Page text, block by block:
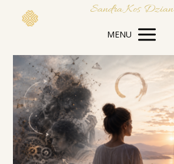
Sandra Kos Dzian
MENU